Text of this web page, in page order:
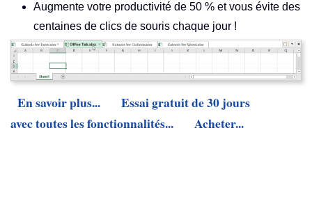
Augmente votre productivité de 50 % et vous évite des
centaines de clics de souris chaque jour !
En savoir plus...
Essai gratuit de 30 jours
avec toutes les fonctionnalités...
Acheter...